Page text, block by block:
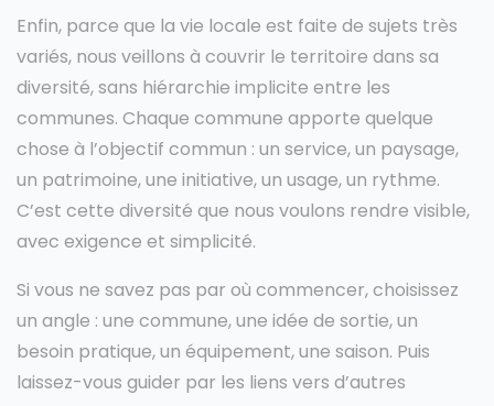
Enfin, parce que la vie locale est faite de sujets très
variés, nous veillons à couvrir le territoire dans sa
diversité, sans hiérarchie implicite entre les
communes. Chaque commune apporte quelque
chose à l’objectif commun : un service, un paysage,
un patrimoine, une initiative, un usage, un rythme.
C’est cette diversité que nous voulons rendre visible,
avec exigence et simplicité.
Si vous ne savez pas par où commencer, choisissez
un angle : une commune, une idée de sortie, un
besoin pratique, un équipement, une saison. Puis
laissez-vous guider par les liens vers d’autres